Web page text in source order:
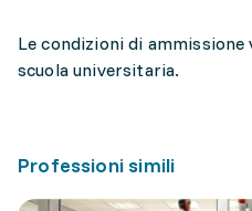
Le condizioni di ammissione
scuola universitaria.
Professioni simili